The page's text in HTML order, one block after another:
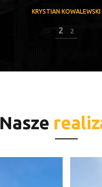
KRYSTIAN KOWALEWSKI
2 2
Nasze